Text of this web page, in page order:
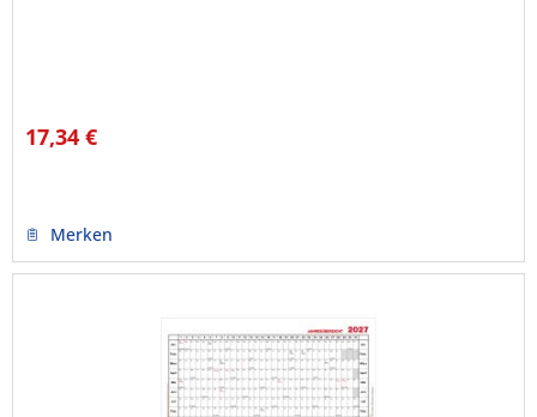
17,34 €
Merken